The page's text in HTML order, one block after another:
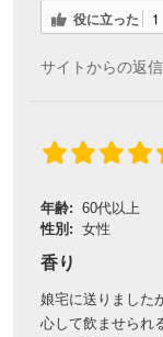
役に立った 1
サイトからの返信
年齢: 60代以上
性別: 女性
香り
娘宅に送りまし
心して飲ませら